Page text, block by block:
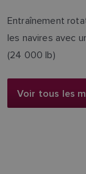
Entraînement
les navires avec
(24 000 lb)
Voir tous les